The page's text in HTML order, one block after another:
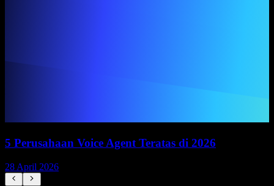
5 Perusahaan Voice Agent Teratas di 2026
28 April 2026